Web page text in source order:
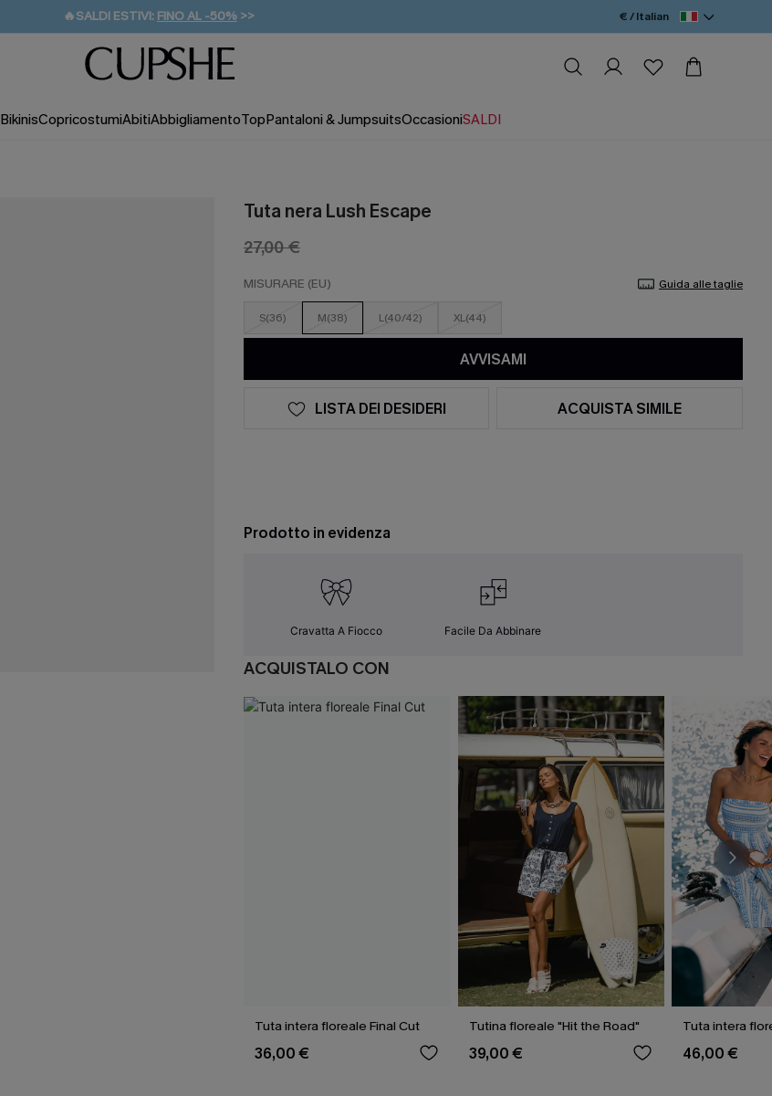
🔥SALDI ESTIVI: FINO AL -50% >>
🚚SPEDIZIONE GRATUITA DA 49€
💌REGALO PER I NUOVI: 20% DI SCONTO*
€ / Italian
BikinisCopricostumiAbitiAbbigliamentoTopPantaloni & JumpsuitsOccasioniSALDI
Tuta nera Lush Escape
27,00 €
MISURARE (EU) Guida alle taglie
S(36) M(38) L(40/42) XL(44)
AVVISAMI
LISTA DEI DESIDERI ACQUISTA SIMILE
Prodotto in evidenza
Cravatta A Fiocco Facile Da Abbinare
ACQUISTALO CON
Tuta intera floreale Final Cut
36,00 €
Tutina floreale "Hit the Road"
39,00 €
Tuta intera
46,00 €